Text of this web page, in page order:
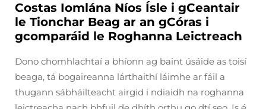
Costas Iomlána Níos Ísle i gCeantair
le Tionchar Beag ar an gCóras i
gcomparáid le Roghanna Leictreach
Dono chomhlachtaí a bhíonn ag baint úsáide as toisí
beaga, tá bogaireanna lárthaithí láimhe ar fáil a
thugann sábháilteacht airgid i ndiaidh na roghanna